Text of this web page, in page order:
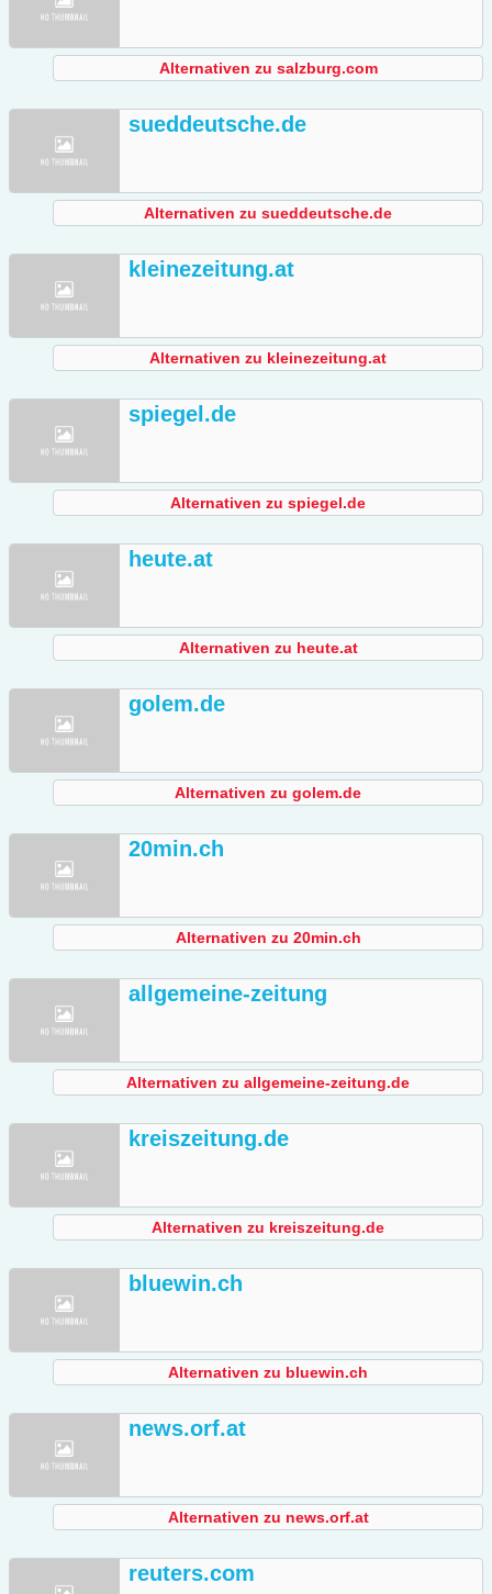
Alternativen zu salzburg.com
sueddeutsche.de
Alternativen zu sueddeutsche.de
kleinezeitung.at
Alternativen zu kleinezeitung.at
spiegel.de
Alternativen zu spiegel.de
heute.at
Alternativen zu heute.at
golem.de
Alternativen zu golem.de
20min.ch
Alternativen zu 20min.ch
allgemeine-zeitung
Alternativen zu allgemeine-zeitung.de
kreiszeitung.de
Alternativen zu kreiszeitung.de
bluewin.ch
Alternativen zu bluewin.ch
news.orf.at
Alternativen zu news.orf.at
reuters.com